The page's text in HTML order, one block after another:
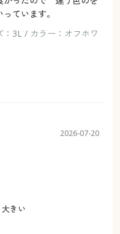
ています。
：3L / カラー：オフホワ
2026-07-20
大きい